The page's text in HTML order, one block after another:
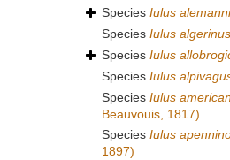
Species Iulus
Species Iulus algerinus
Species Iulus
Species Iulus
Species Iulus
Beauvouis, 1817)
Species Iulus
1897)